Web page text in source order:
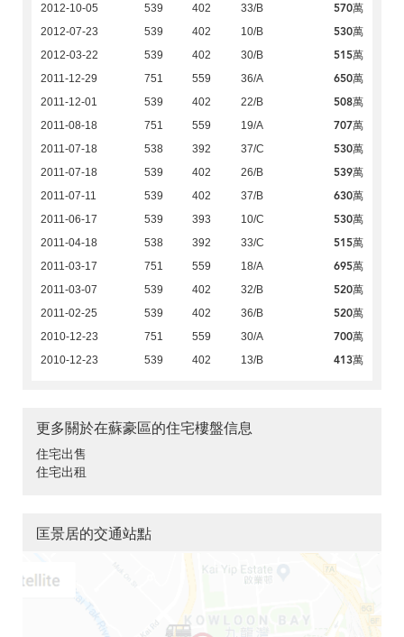
2012-10-05 539 402 33/B 570萬
2012-07-23 539 402 10/B 530萬
2012-03-22 539 402 30/B 515萬
2011-12-29 751 559 36/A 650萬
2011-12-01 539 402 22/B 508萬
2011-08-18 751 559 19/A 707萬
2011-07-18 538 392 37/C 530萬
2011-07-18 539 402 26/B 539萬
2011-07-11 539 402 37/B 630萬
2011-06-17 539 393 10/C 530萬
2011-04-18 538 392 33/C 515萬
2011-03-17 751 559 18/A 695萬
2011-03-07 539 402 32/B 520萬
2011-02-25 539 402 36/B 520萬
2010-12-23 751 559 30/A 700萬
2010-12-23 539 402 13/B 413萬
更多關於在蘇豪區的住宅樓盤信息
住宅出售
住宅出租
匡景居的交通站點